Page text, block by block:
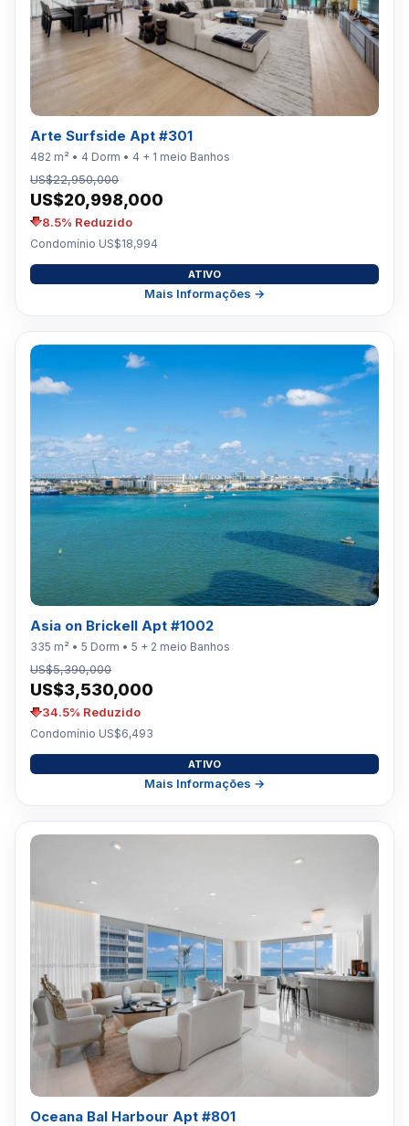
Arte Surfside Apt #301
482 m² • 4 Dorm • 4 + 1 meio Banhos
US$22,950,000
US$20,998,000
8.5% Reduzido
Condomínio US$18,994
ATIVO
Mais Informações →
Asia on Brickell Apt #1002
335 m² • 5 Dorm • 5 + 2 meio Banhos
US$5,390,000
US$3,530,000
34.5% Reduzido
Condomínio US$6,493
ATIVO
Mais Informações →
Oceana Bal Harbour Apt #801